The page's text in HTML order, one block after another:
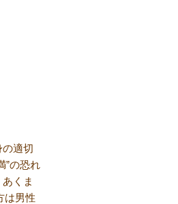
適切
”の恐れ
くま
は男性